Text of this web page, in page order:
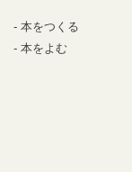
本をつくる
本をよむ